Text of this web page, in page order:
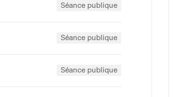
Séance publique
Séance publique
Séance publique